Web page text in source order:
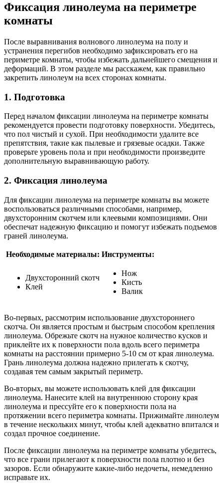
Фиксация линолеума на периметре
комнаты
После выравнивания волнового линолеума на полу и
устранения перегибов необходимо зафиксировать его на
периметре комнаты, чтобы избежать дальнейшего смещения и
деформаций. В этом разделе мы расскажем, как правильно
закрепить линолеум на всех сторонах комнаты.
1. Подготовка
Перед началом фиксации линолеума на периметре комнаты
рекомендуется провести подготовку поверхности. Убедитесь,
что пол чистый и сухой. При необходимости удалите все
препятствия, такие как пылевые и грязевые осадки. Также
проверьте уровень пола и при необходимости произведите
дополнительную выравнивающую работу.
2. Фиксация линолеума
Для фиксации линолеума на периметре комнаты вы можете
воспользоваться различными способами, например,
двухсторонним скотчем или клеевыми композициями. Они
обеспечат надежную фиксацию и помогут избежать подъемов
граней линолеума.
Необходимые материалы: Инструменты:
Двухсторонний скотч
Клей
Нож
Кисть
Валик
Во-первых, рассмотрим использование двухстороннего
скотча. Он является простым и быстрым способом крепления
линолеума. Обрежьте скотч на нужное количество кусков и
приклейте их к поверхности пола вдоль всего периметра
комнаты на расстоянии примерно 5-10 см от края линолеума.
Грань линолеума должна надежно прилегать к скотчу,
создавая тем самым закрытый периметр.
Во-вторых, вы можете использовать клей для фиксации
линолеума. Нанесите клей на внутреннюю сторону края
линолеума и прессуйте его к поверхности пола на
протяжении всего периметра комнаты. Прижимайте линолеум
в течение нескольких минут, чтобы клей адекватно впитался и
создал прочное соединение.
После фиксации линолеума на периметре комнаты убедитесь,
что все грани прилегают к поверхности пола плотно и без
зазоров. Если обнаружите какие-либо недочеты, немедленно
исправьте их.